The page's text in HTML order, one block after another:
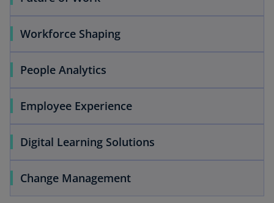
Workforce Shaping
People Analytics
Employee Experience
Digital Learning Solutions
Change Management